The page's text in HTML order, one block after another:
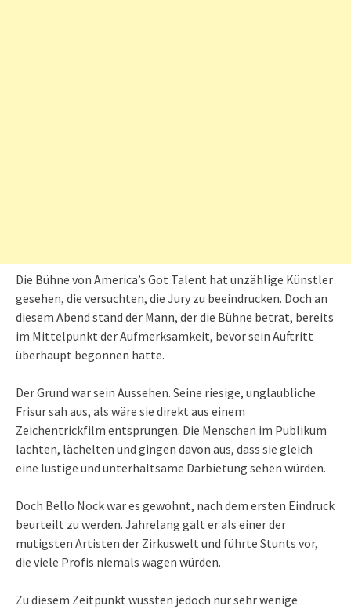
Die Bühne von America’s Got Talent hat unzählige Künstler
gesehen, die versuchten, die Jury zu beeindrucken. Doch an
diesem Abend stand der Mann, der die Bühne betrat, bereits
im Mittelpunkt der Aufmerksamkeit, bevor sein Auftritt
überhaupt begonnen hatte.
Der Grund war sein Aussehen. Seine riesige, unglaubliche
Frisur sah aus, als wäre sie direkt aus einem
Zeichentrickfilm entsprungen. Die Menschen im Publikum
lachten, lächelten und gingen davon aus, dass sie gleich
eine lustige und unterhaltsame Darbietung sehen würden.
Doch Bello Nock war es gewohnt, nach dem ersten Eindruck
beurteilt zu werden. Jahrelang galt er als einer der
mutigsten Artisten der Zirkuswelt und führte Stunts vor,
die viele Profis niemals wagen würden.
Zu diesem Zeitpunkt wussten jedoch nur sehr wenige